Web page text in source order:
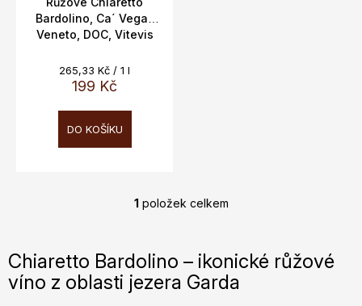
Bardolino, Ca´ Vegar,
Veneto, DOC, Vitevis
199 Kč
Měrná
cena:
265,33 Kč / 1 l
DO KOŠÍKU
O
á
d
1 položek celkem
Chiaretto Bardolino – ikonické růžové
víno z oblasti jezera Garda